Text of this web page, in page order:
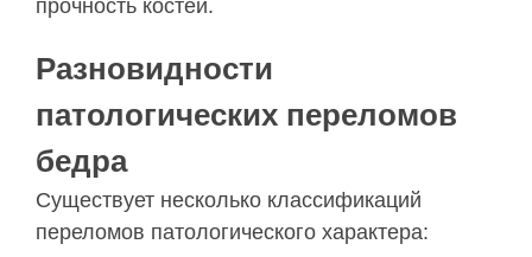
прочность костей.
Разновидности
патологических переломов
бедра
Существует несколько классификаций
переломов патологического характера: